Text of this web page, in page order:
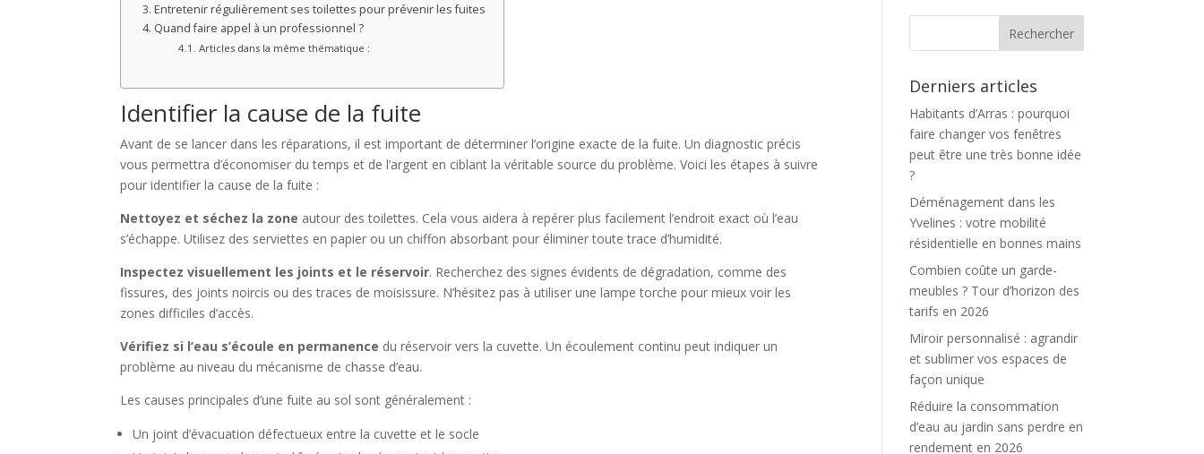
Entretenir régulièrement ses toilettes pour prévenir les fuites
Quand faire appel à un professionnel ?
Articles dans la même thématique :
Identifier la cause de la fuite
Avant de se lancer dans les réparations, il est important de déterminer l’origine exacte de la fuite. Un diagnostic précis
vous permettra d’économiser du temps et de l’argent en ciblant la véritable source du problème. Voici les étapes à suivre
pour identifier la cause de la fuite :
Nettoyez et séchez la zone autour des toilettes. Cela vous aidera à repérer plus facilement l’endroit exact où l’eau
s’échappe. Utilisez des serviettes en papier ou un chiffon absorbant pour éliminer toute trace d’humidité.
Inspectez visuellement les joints et le réservoir. Recherchez des signes évidents de dégradation, comme des
fissures, des joints noircis ou des traces de moisissure. N’hésitez pas à utiliser une lampe torche pour mieux voir les
zones difficiles d’accès.
Vérifiez si l’eau s’écoule en permanence du réservoir vers la cuvette. Un écoulement continu peut indiquer un
problème au niveau du mécanisme de chasse d’eau.
Les causes principales d’une fuite au sol sont généralement :
Un joint d’évacuation défectueux entre la cuvette et le socle
Derniers articles
Habitants d’Arras : pourquoi
faire changer vos fenêtres
peut être une très bonne idée
?
Déménagement dans les
Yvelines : votre mobilité
résidentielle en bonnes mains
Combien coûte un garde-
meubles ? Tour d’horizon des
tarifs en 2026
Miroir personnalisé : agrandir
et sublimer vos espaces de
façon unique
Réduire la consommation
d’eau au jardin sans perdre en
rendement en 2026